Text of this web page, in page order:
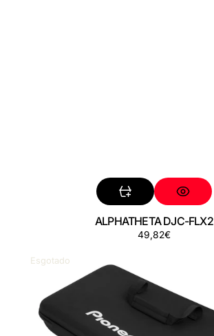
ALPHATHETA DJC-FLX2
Preço
49,82€
Esgotado